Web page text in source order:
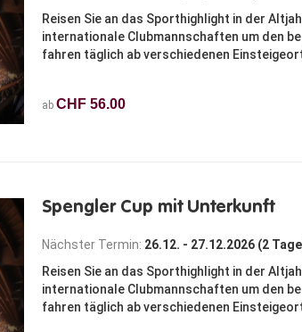
Reisen Sie an das Sporthighlight in der
internationale Clubmannschaften um den
fahren täglich ab verschiedenen
abCHF 56.00
Spengler Cup mit Unterkunft
Nächster Termin: 26.12. - 27.12.2026 (2
Reisen Sie an das Sporthighlight in der
internationale Clubmannschaften um den
fahren täglich ab verschiedenen